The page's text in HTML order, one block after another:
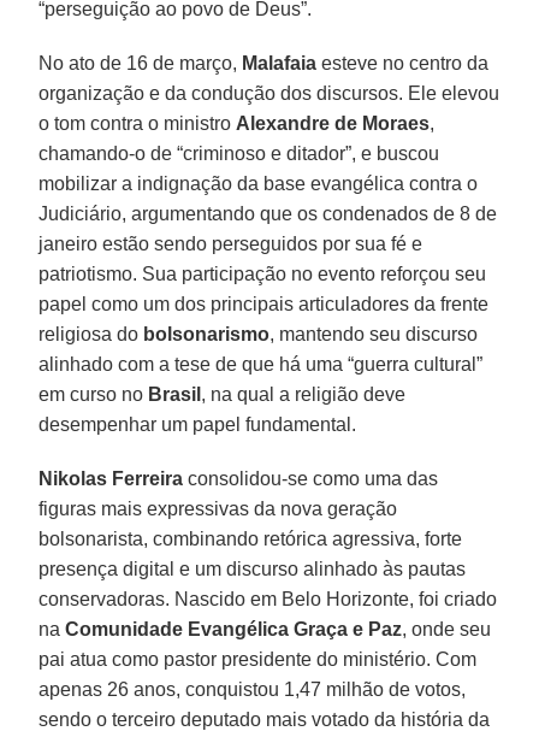
“perseguição ao povo de Deus”.
No ato de 16 de março, Malafaia esteve no centro da
organização e da condução dos discursos. Ele elevou
o tom contra o ministro Alexandre de Moraes,
chamando-o de “criminoso e ditador”, e buscou
mobilizar a indignação da base evangélica contra o
Judiciário, argumentando que os condenados de 8 de
janeiro estão sendo perseguidos por sua fé e
patriotismo. Sua participação no evento reforçou seu
papel como um dos principais articuladores da frente
religiosa do bolsonarismo, mantendo seu discurso
alinhado com a tese de que há uma “guerra cultural”
em curso no Brasil , na qual a religião deve
desempenhar um papel fundamental.
Nikolas Ferreira consolidou-se como uma das
figuras mais expressivas da nova geração
bolsonarista, combinando retórica agressiva, forte
presença digital e um discurso alinhado às pautas
conservadoras. Nascido em Belo Horizonte, foi criado
naComunidade Evangélica Graça e Paz, onde seu
pai atua como pastor presidente do ministério. Com
apenas 26 anos, conquistou 1,47 milhão de votos,
sendo o terceiro deputado mais votado da história da